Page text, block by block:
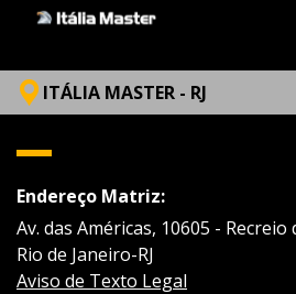
ITÁLIA MASTER - RJ
Endereço Matriz:
Av. das Américas, 10605 -
Rio de Janeiro-RJ
Aviso de Texto Legal